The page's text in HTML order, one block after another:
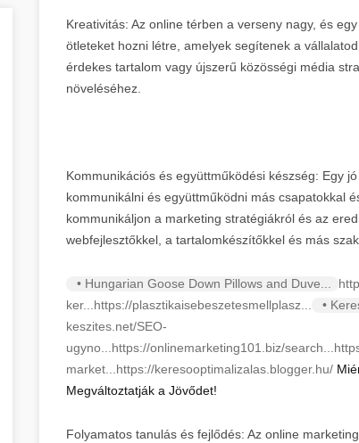
Kreativitás: Az online térben a verseny nagy, és
ötleteket hozni létre, amelyek segítenek a
érdekes tartalom vagy újszerű közösségi média
növeléséhez.
Kommunikációs és együttműködési készség: Egy
kommunikálni és együttműködni más csapatokkal
kommunikáljon a marketing stratégiákról és az
webfejlesztőkkel, a tartalomkészítőkkel és más
• Hungarian Goose Down Pillows and Duve...
ker... https://plasztikaisebeszetesmellplasz... •
keszites.net/SEO-
ugyno... https://onlinemarketing101.biz/search...
market... https://keresooptimalizalas.blogger.hu/
Megváltoztatják a Jövődet!
Folyamatos tanulás és fejlődés: Az online